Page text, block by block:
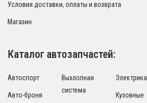
Условия доставки, оплаты и возврата
Магазин
Каталог автозапчастей:
Автоспорт
Авто-броня
Выхлопная
система
Электрика
Кузовные